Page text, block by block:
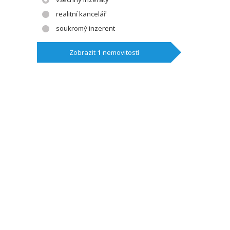
realitní kancelář
soukromý inzerent
Zobrazit 1 nemovitostí